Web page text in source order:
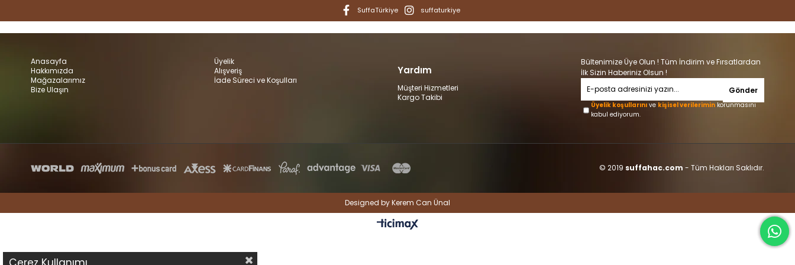
SuffaTürkiye suffaturkiye
Anasayfa
Hakkımızda
Mağazalarımız
Bize Ulaşın
Üyelik
Alışveriş
İade Süreci ve Koşulları
Yardım
Müşteri Hizmetleri
Kargo Takibi
Bültenimize Üye Olun ! Tüm İndirim ve Fırsatlardan
İlk Sizin Haberiniz Olsun !
Gönder
Üyelik koşullarını ve kişisel verilerimin korunmasını
kabul ediyorum.
© 2019 suffahac.com - Tüm Hakları Saklıdır.
Designed by Kerem Can Ünal